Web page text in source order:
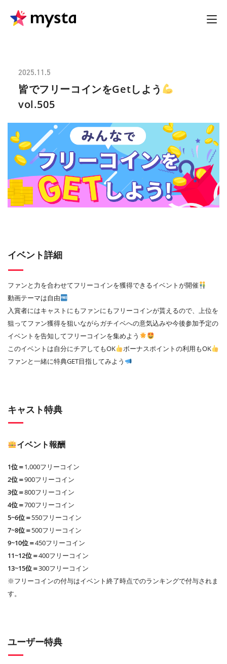
2025.11.5
皆でフリーコインをGetしよう
vol.505
イベント詳細
ファンと力を合わせてフリーコインを獲得できるイベントが開催
動画テーマは自由
入賞者にはキャストにもファンにもフリーコインが貰えるので、上位を
狙ってファン獲得を狙いながらガチイベへの意気込みや今後参加予定の
イベントを告知してフリーコインを集めよう
このイベントは自分にチアしてもOK
ボーナスポイントの利用もOK
ファンと一緒に特典GET目指してみよう
キャスト特典
イベント報酬
1位＝1,000フリーコイン
2位＝900フリーコイン
3位＝800フリーコイン
4位＝700フリーコイン
5~6位＝550フリーコイン
7~8位＝500フリーコイン
9~10位＝450フリーコイン
11~12位＝400フリーコイン
13~15位＝300フリーコイン
※フリーコインの付与はイベント終了時点でのランキングで付与されま
す。
ユーザー特典